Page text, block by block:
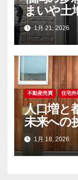
まいや土
く1月 21, 2026
不動産売買 住宅外
人口増と
未来への
1月 18, 2026